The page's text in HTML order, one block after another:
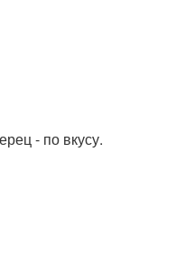
- по вкусу.